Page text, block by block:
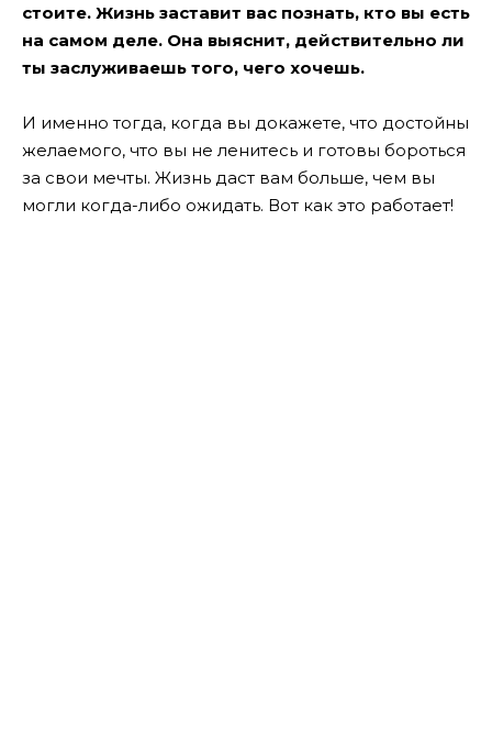
стоите. Жизнь заставит вас познать, кто вы есть
на самом деле. Она выяснит, действительно ли
ты заслуживаешь того, чего хочешь.
И именно тогда, когда вы докажете, что достойны
желаемого, что вы не ленитесь и готовы бороться
за свои мечты. Жизнь даст вам больше, чем вы
могли когда-либо ожидать. Вот как это работает!